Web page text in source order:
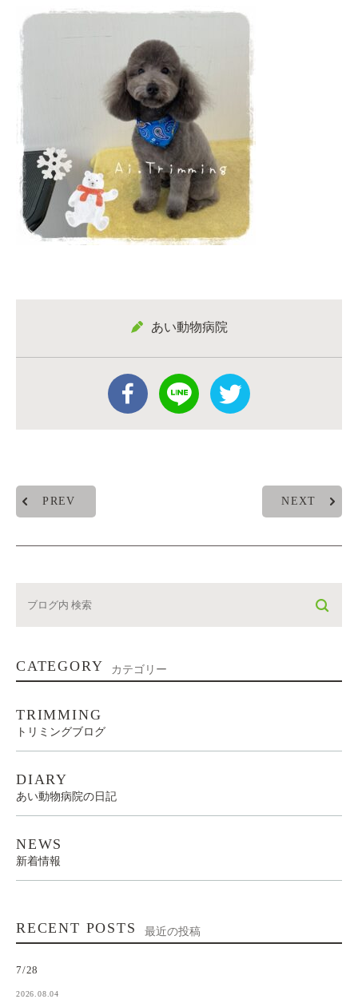
あい動物病院
PREV NEXT
CATEGORY カテゴリー
TRIMMING
トリミングブログ
DIARY
あい動物病院の日記
NEWS
新着情報
RECENT POSTS 最近の投稿
7/28
2026.08.04